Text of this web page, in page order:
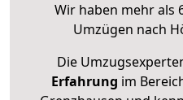
Wir haben mehr als
Umzügen nach
Die
Erfahrung im